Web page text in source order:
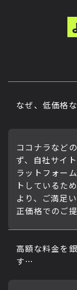
なぜ、低価格
ココナラなど
ず、自社サイ
ラットフォー
トしているた
より、ご満足
正価格でのご
高額な料金を
す…